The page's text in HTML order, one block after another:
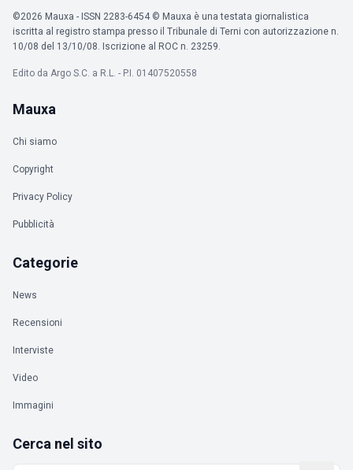
©2026 Mauxa - ISSN 2283-6454 © Mauxa è una testata giornalistica
iscritta al registro stampa presso il Tribunale di Terni con autorizzazione n.
10/08 del 13/10/08. Iscrizione al ROC n. 23259.
Edito da Argo S.C. a R.L. - P.I. 01407520558
Mauxa
Chi siamo
Copyright
Privacy Policy
Pubblicità
Categorie
News
Recensioni
Interviste
Video
Immagini
Cerca nel sito